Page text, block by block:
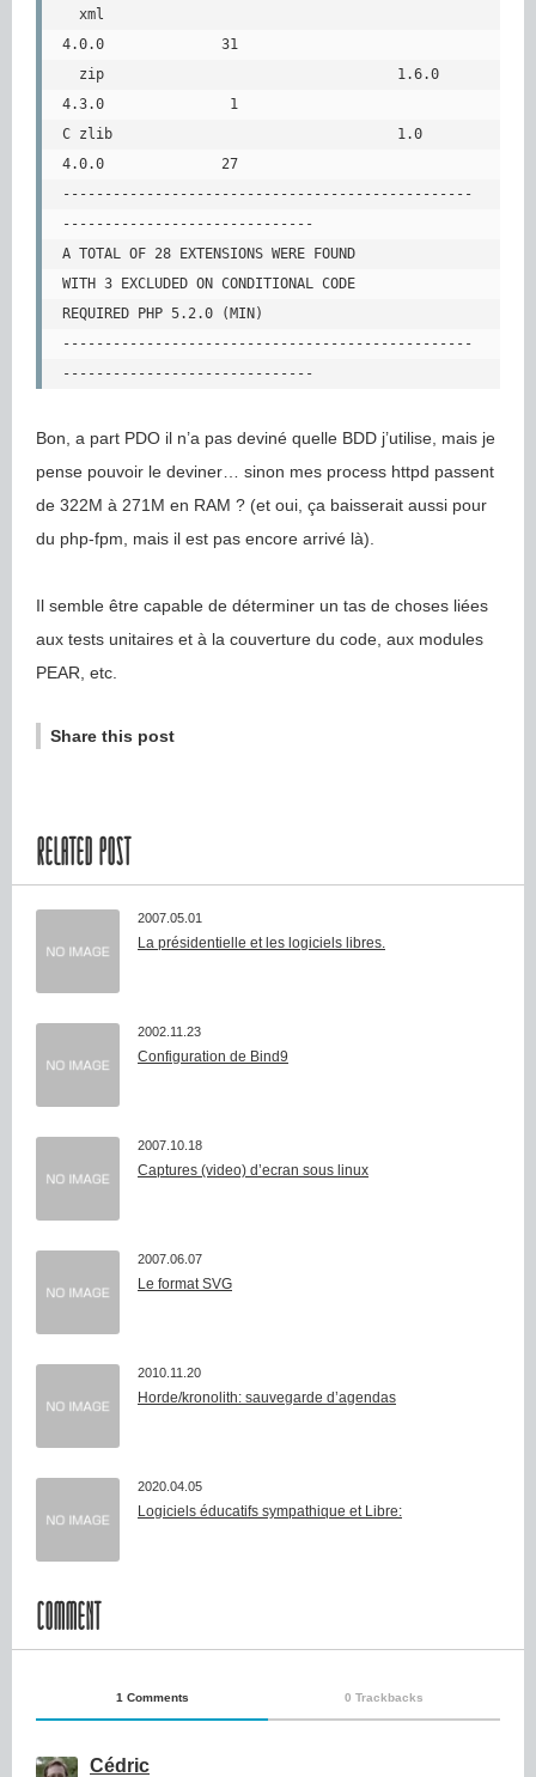
4.0.0              31
4.3.0               1
C zlib                                  1.0
4.0.0              27
-------------------------------------------------
------------------------------
A TOTAL OF 28 EXTENSIONS WERE FOUND
WITH 3 EXCLUDED ON CONDITIONAL CODE
REQUIRED PHP 5.2.0 (MIN)
-------------------------------------------------
Bon, a part PDO il n’a pas deviné quelle BDD j’utilise, mais je
pense pouvoir le deviner… sinon mes process httpd passent
de 322M à 271M en RAM ? (et oui, ça baisserait aussi pour
du php-fpm, mais il est pas encore arrivé là).
Il semble être capable de déterminer un tas de choses liées
aux tests unitaires et à la couverture du code, aux modules
PEAR, etc.
Share this post
RELATED POST
2007.05.01
La présidentielle et les logiciels libres.
2002.11.23
Configuration de Bind9
2007.10.18
Captures (video) d’ecran sous linux
2007.06.07
Le format SVG
2010.11.20
Horde/kronolith: sauvegarde d’agendas
2020.04.05
Logiciels éducatifs sympathique et Libre:
COMMENT
1 Comments 0 Trackbacks
Cédric